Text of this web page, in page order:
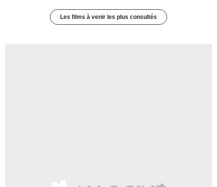
Les films à venir les plus consultés